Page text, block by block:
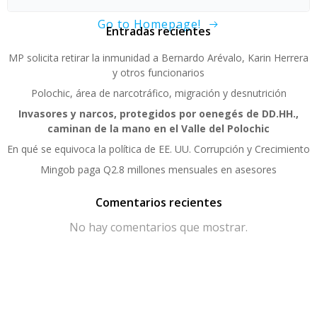
Go to Homepage!
Entradas recientes
MP solicita retirar la inmunidad a Bernardo Arévalo, Karin Herrera
y otros funcionarios
Polochic, área de narcotráfico, migración y desnutrición
Invasores y narcos, protegidos por oenegés de DD.HH.,
caminan de la mano en el Valle del Polochic
En qué se equivoca la política de EE. UU. Corrupción y Crecimiento
Mingob paga Q2.8 millones mensuales en asesores
Comentarios recientes
No hay comentarios que mostrar.